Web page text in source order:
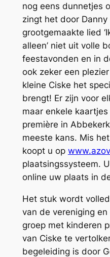
nog eens dunnetjes
zingt het door
grootgemaakte lied
alleen’ niet uit volle
feestavonden en in
ook zeker een
kleine Ciske het
brengt! Er zijn voor
maar enkele
première in
meeste kans. Mis
koopt u op
plaatsingssysteem.
online uw plaats in
Het stuk wordt
van de vereniging
groep met kinderen
van Ciske te
begeleiding is door